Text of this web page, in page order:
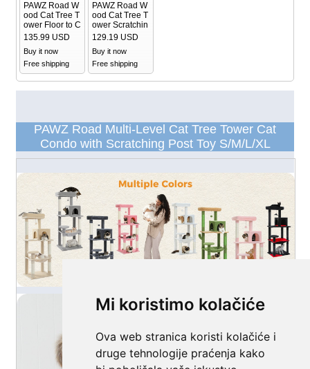
Mi koristimo kolačiće
Ova web stranica koristi kolačiće i
druge tehnologije praćenja kako